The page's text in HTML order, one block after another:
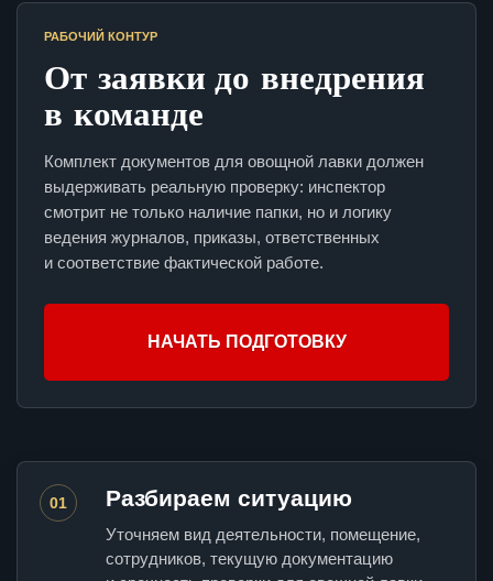
РАБОЧИЙ КОНТУР
От заявки до внедрения
в команде
Комплект документов для овощной лавки должен
выдерживать реальную проверку: инспектор
смотрит не только наличие папки, но и логику
ведения журналов, приказы, ответственных
и соответствие фактической работе.
НАЧАТЬ ПОДГОТОВКУ
01 Разбираем ситуацию
Уточняем вид деятельности, помещение,
сотрудников, текущую документацию